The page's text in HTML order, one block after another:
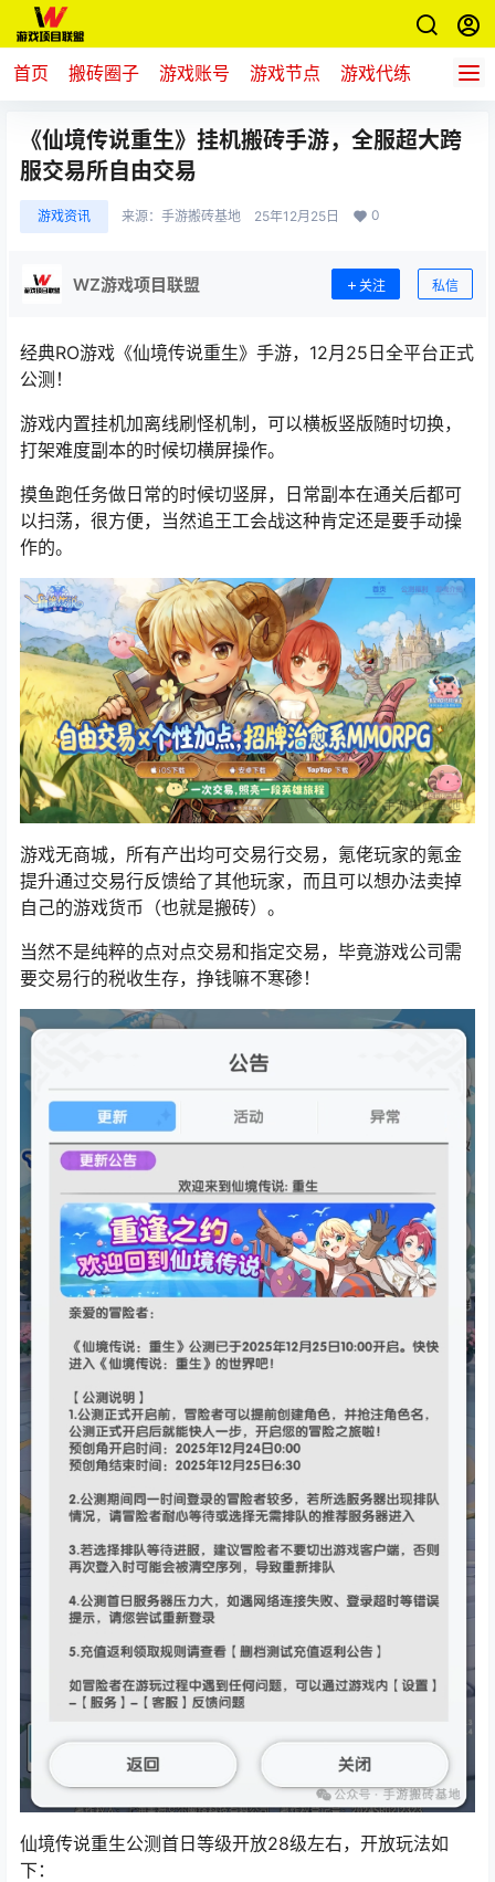
首页 搬砖圈子 游戏账号 游戏节点 游戏代练 新游推
《仙境传说重生》挂机搬砖手游，全服超大跨
服交易所自由交易
游戏资讯 来源： 手游搬砖基地 25年12月25日 0
WZ游戏项目联盟 关注 私信
经典RO游戏《仙境传说重生》手游，12月25日全平台正式
公测！
游戏内置挂机加离线刷怪机制， 可以横板竖版随时切换，
打架难度副本的时候切横屏操作。
摸鱼跑任务做日常的时候切竖屏，日常副本在通关后都可
以扫荡，很方便，当然追王工会战这种肯定还是要手动操
作的。
游戏无商城，所有产出均可交易行交易，氪佬玩家的氪金
提升通过交易行反馈给了其他玩家， 而且可以想办法卖掉
自己的游戏货币（也就是搬砖）。
当然不是纯粹的点对点交易和指定交易，毕竟游戏公司需
要交易行的税收生存，挣钱嘛不寒碜！
仙境传说重生公测首日等级开放28级左右，开放玩法如
下：